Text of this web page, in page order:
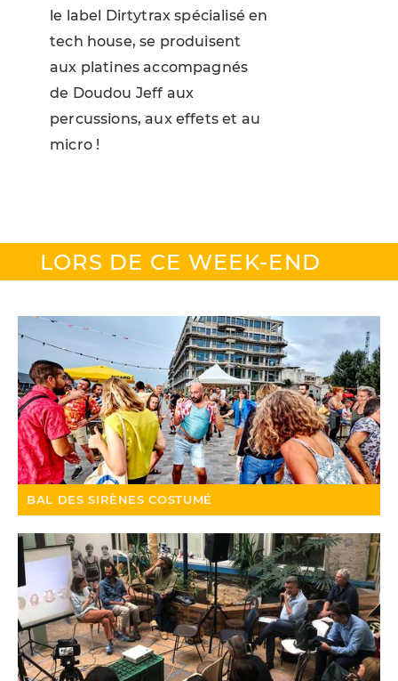
le label Dirtytrax spécialisé en
tech house, se produisent
aux platines accompagnés
de Doudou Jeff aux
percussions, aux effets et au
micro !
LORS DE CE WEEK-END
BAL DES SIRÈNES COSTUMÉ